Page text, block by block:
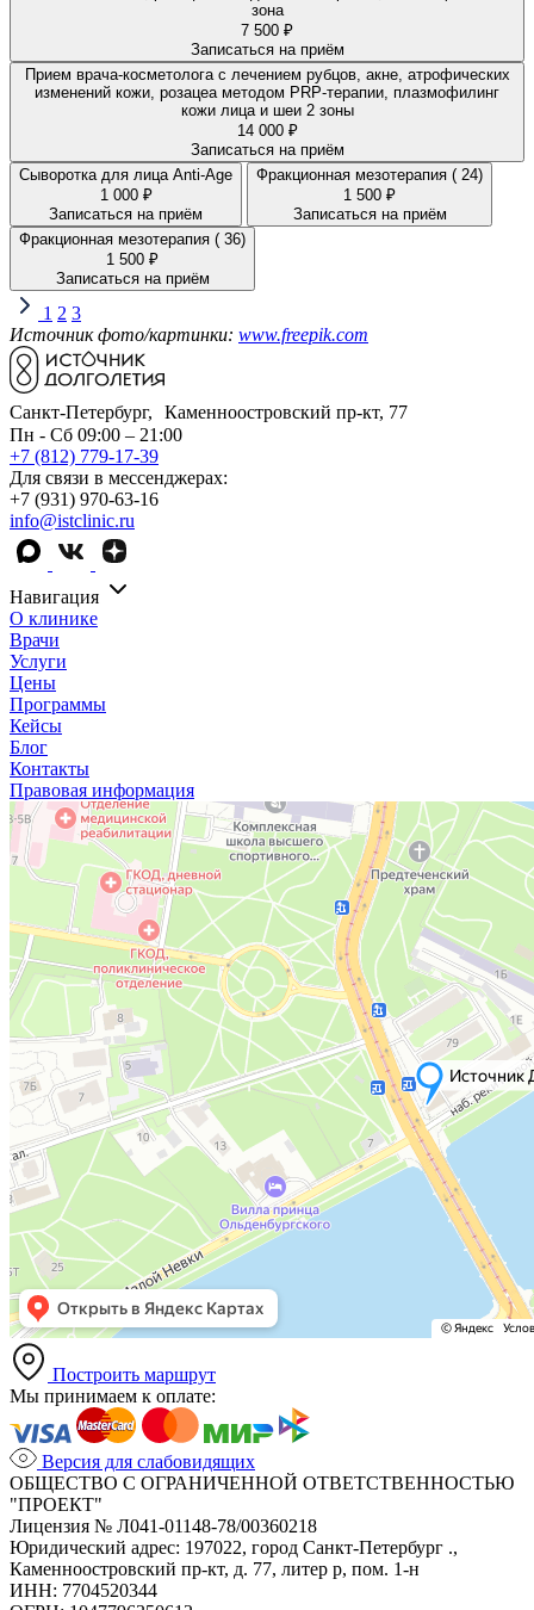
зона
7 500 ₽
Записаться на приём
Прием врача-косметолога с лечением рубцов, акне, атрофических
изменений кожи, розацеа методом PRP-терапии, плазмофилинг
кожи лица и шеи 2 зоны
14 000 ₽
Записаться на приём
Сыворотка для лица Anti-Age
1 000 ₽
Записаться на приём
Фракционная мезотерапия ( 24)
1 500 ₽
Записаться на приём
Фракционная мезотерапия ( 36)
1 500 ₽
Записаться на приём
1 2 3
Источник фото/картинки: www.freepik.com
Санкт-Петербург, Каменноостровский пр-кт, 77
Пн - Сб 09:00 – 21:00
+7 (812) 779-17-39
Для связи в мессенджерах:
+7 (931) 970-63-16
info@istclinic.ru
Навигация
О клинике
Врачи
Услуги
Цены
Программы
Кейсы
Блог
Контакты
Правовая информация
Построить маршрут
Мы принимаем к оплате:
Версия для слабовидящих
ОБЩЕСТВО С ОГРАНИЧЕННОЙ ОТВЕТСТВЕННОСТЬЮ
"ПРОЕКТ"
Лицензия № Л041-01148-78/00360218
Юридический адрес: 197022, город Санкт-Петербург .,
Каменноостровский пр-кт, д. 77, литер р, пом. 1-н
ИНН: 7704520344